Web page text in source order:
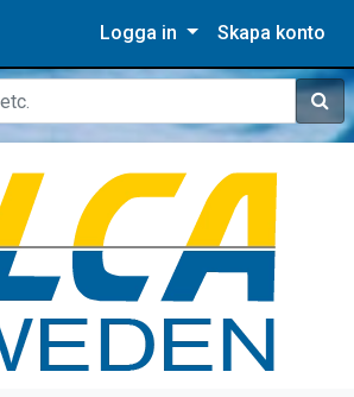
Logga in Skapa konto
Sök